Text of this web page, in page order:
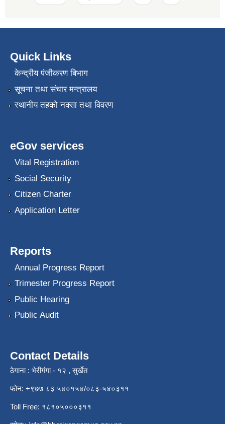
Quick Links
केन्द्रीय पंजीकरण बिभाग
सूचना तथा संचार मन्त्रालय
स्थानीय तहको नक्सा तथा विवरण
eGov services
Vital Registration
Social Security
Citizen Charter
Application Letter
Reports
Annual Progress Report
Trimester Progress Report
Public Hearing
Public Audit
Contact Details
ठेगाना : भेरीगंगा - १२ , सुर्खेत
फोन: +९७७ ८३ ५४०१५४/०८३-५४०३११
Toll Free: १८१०५०००३११